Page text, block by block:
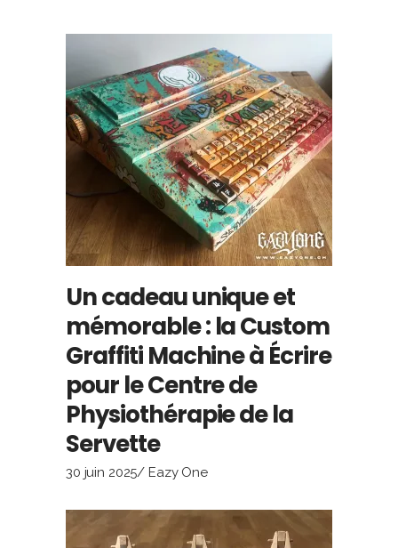
Un cadeau unique et
mémorable : la Custom
Graffiti Machine à Écrire
pour le Centre de
Physiothérapie de la
Servette
30 juin 2025 Eazy One